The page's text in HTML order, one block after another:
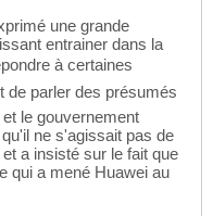
une grande
entrainer dans la
à certaines
de parler des présumés
le gouvernement
ne s'agissait pas de
a insisté sur le fait que
qui a mené Huawei au